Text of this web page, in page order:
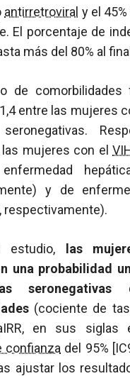
antirretroviral y el
El porcentaje de
más del 80% al
de
entre las mujeres
las mujeres con el
y de
respectivamente).
estudio, las
una probabilidad
seronegativas
(cociente de
en sus siglas
confianza del 95%
ajustar los